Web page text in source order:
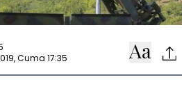
Cuma 17:35